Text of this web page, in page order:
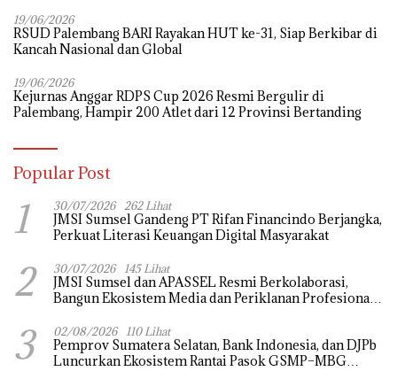
19/06/2026
RSUD Palembang BARI Rayakan HUT ke-31, Siap Berkibar di
Kancah Nasional dan Global
19/06/2026
Kejurnas Anggar RDPS Cup 2026 Resmi Bergulir di
Palembang, Hampir 200 Atlet dari 12 Provinsi Bertanding
Popular Post
1 30/07/2026 262 Lihat
JMSI Sumsel Gandeng PT Rifan Financindo Berjangka,
Perkuat Literasi Keuangan Digital Masyarakat
2 30/07/2026 145 Lihat
JMSI Sumsel dan APASSEL Resmi Berkolaborasi,
Bangun Ekosistem Media dan Periklanan Profesional
3 02/08/2026 110 Lihat
Pemprov Sumatera Selatan, Bank Indonesia, dan DJPb
Luncurkan Ekosistem Rantai Pasok GSMP–MBG